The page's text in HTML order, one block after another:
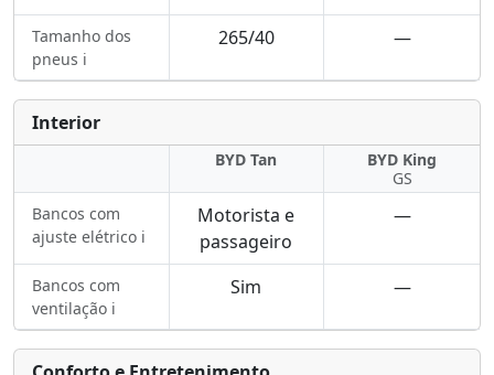
Tamanho dos
pneus ℹ️
265/40 —
Interior
BYD Tan
BYD King
GS
Bancos com
ajuste elétrico ℹ️
Motorista e
passageiro
—
Bancos com
ventilação ℹ️
Sim —